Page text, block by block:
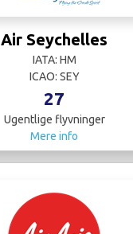
Air Seychelles
IATA: HM
ICAO: SEY
27
Ugentlige flyvninger
Mere info